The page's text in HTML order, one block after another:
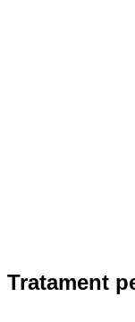
Tratament